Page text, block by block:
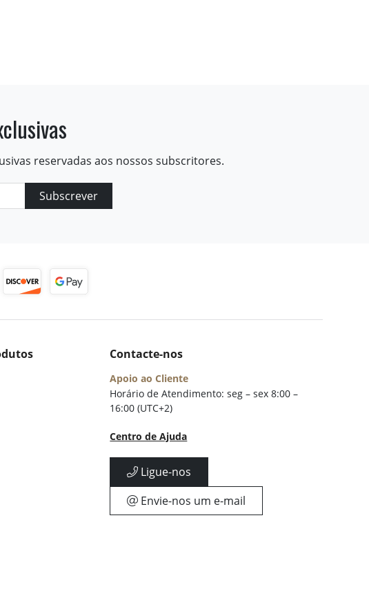
reservadas aos nossos subscritores.
Subscrever
Contacte-nos
Apoio ao Cliente
Horário de Atendimento: seg – sex 8:00 –
16:00 (UTC+2)
Centro de Ajuda
Ligue-nos
Envie-nos um e-mail